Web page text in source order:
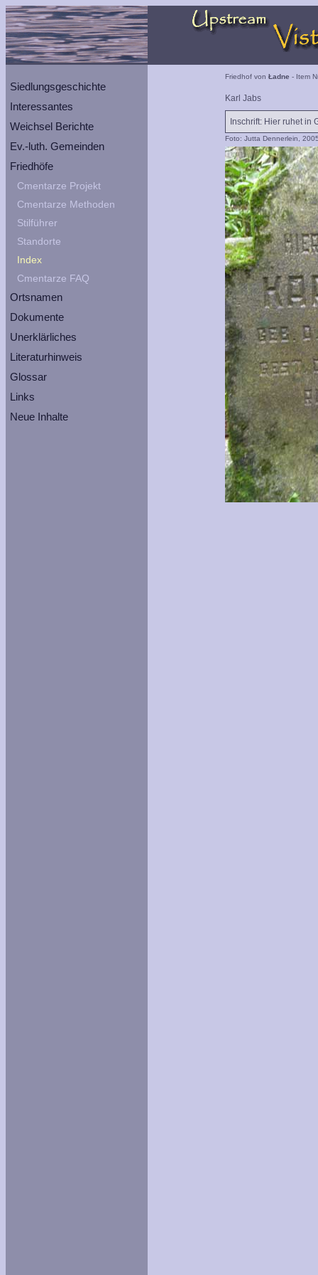
Siedlungsgeschichte
Interessantes
Weichsel Berichte
Ev.-luth. Gemeinden
Friedhöfe
Cmentarze Projekt
Cmentarze Methoden
Stilführer
Standorte
Index
Cmentarze FAQ
Ortsnamen
Dokumente
Unerklärliches
Literaturhinweis
Glossar
Links
Neue Inhalte
Friedhof von Ładne - Item
Karl Jabs
Inschrift: Hier ruhet in
Foto: Jutta Dennerlein,